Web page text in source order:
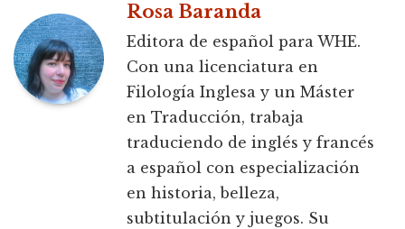
Rosa Baranda
Editora de español para WHE.
Con una licenciatura en
Filología Inglesa y un Máster
en Traducción, trabaja
traduciendo de inglés y francés
a español con especialización
en historia, belleza,
subtitulación y juegos. Su